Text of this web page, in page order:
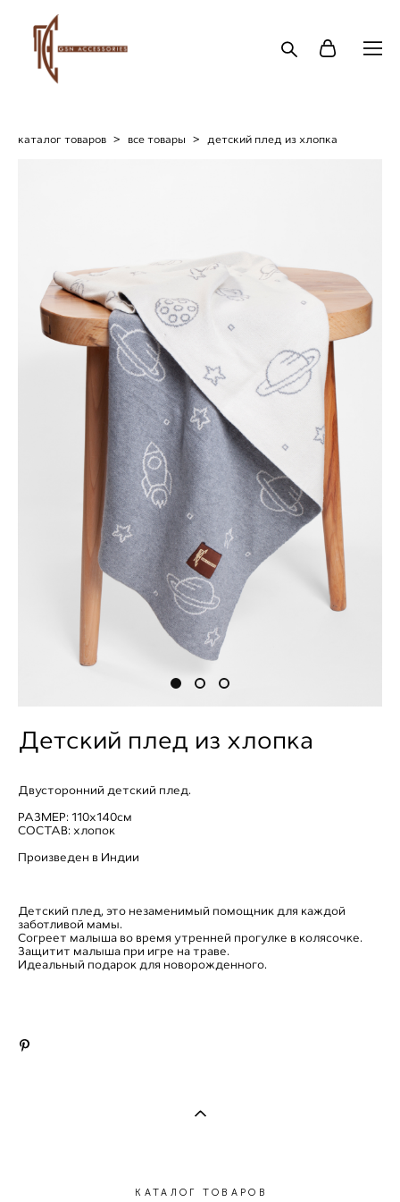
каталог товаров > все товары > детский плед из хлопка
Детский плед из хлопка
Двусторонний детский плед.
РАЗМЕР: 110х140см
СОСТАВ: хлопок
Произведен в Индии
Детский плед, это незаменимый помощник для каждой
заботливой мамы.
Согреет малыша во время утренней прогулке в колясочке.
Защитит малыша при игре на траве.
Идеальный подарок для новорожденного.
КАТАЛОГ ТОВАРОВ